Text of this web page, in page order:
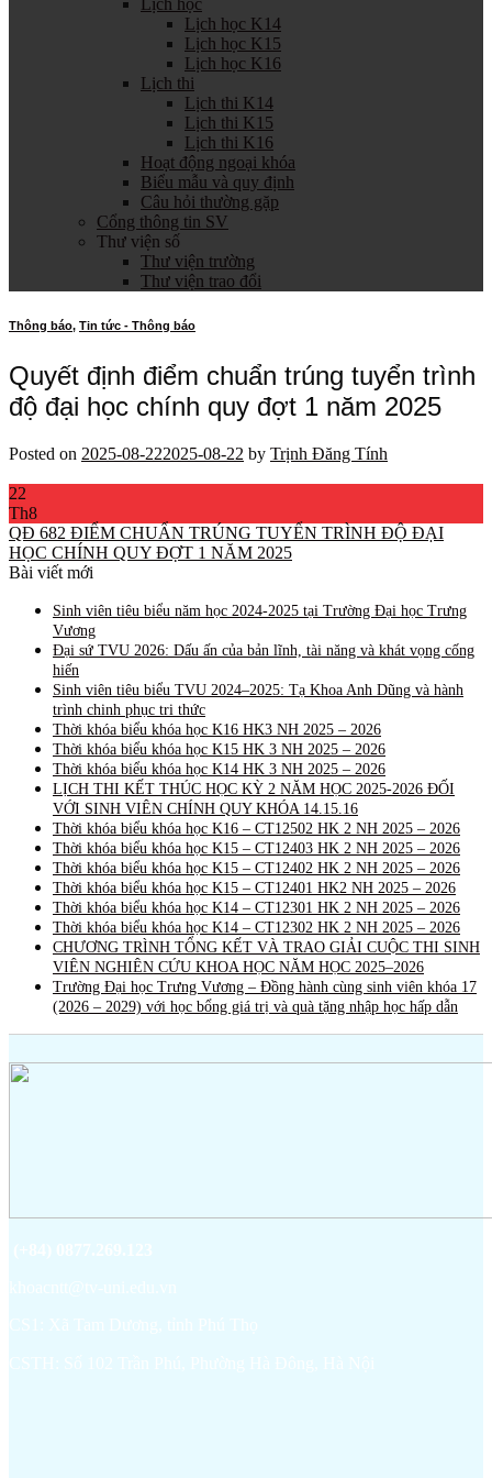
Lịch học
Lịch học K14
Lịch học K15
Lịch học K16
Lịch thi
Lịch thi K14
Lịch thi K15
Lịch thi K16
Hoạt động ngoại khóa
Biểu mẫu và quy định
Câu hỏi thường gặp
Cổng thông tin SV
Thư viện số
Thư viện trường
Thư viện trao đổi
Thông báo, Tin tức - Thông báo
Quyết định điểm chuẩn trúng tuyển trình
độ đại học chính quy đợt 1 năm 2025
Posted on 2025-08-222025-08-22 by Trịnh Đăng Tính
22
Th8
QĐ 682 ĐIỂM CHUẨN TRÚNG TUYỂN TRÌNH ĐỘ ĐẠI
HỌC CHÍNH QUY ĐỢT 1 NĂM 2025
Bài viết mới
Sinh viên tiêu biểu năm học 2024-2025 tại Trường Đại học Trưng
Vương
Đại sứ TVU 2026: Dấu ấn của bản lĩnh, tài năng và khát vọng cống
hiến
Sinh viên tiêu biểu TVU 2024–2025: Tạ Khoa Anh Dũng và hành
trình chinh phục tri thức
Thời khóa biểu khóa học K16 HK3 NH 2025 – 2026
Thời khóa biểu khóa học K15 HK 3 NH 2025 – 2026
Thời khóa biểu khóa học K14 HK 3 NH 2025 – 2026
LỊCH THI KẾT THÚC HỌC KỲ 2 NĂM HỌC 2025-2026 ĐỐI
VỚI SINH VIÊN CHÍNH QUY KHÓA 14.15.16
Thời khóa biểu khóa học K16 – CT12502 HK 2 NH 2025 – 2026
Thời khóa biểu khóa học K15 – CT12403 HK 2 NH 2025 – 2026
Thời khóa biểu khóa học K15 – CT12402 HK 2 NH 2025 – 2026
Thời khóa biểu khóa học K15 – CT12401 HK2 NH 2025 – 2026
Thời khóa biểu khóa học K14 – CT12301 HK 2 NH 2025 – 2026
Thời khóa biểu khóa học K14 – CT12302 HK 2 NH 2025 – 2026
CHƯƠNG TRÌNH TỔNG KẾT VÀ TRAO GIẢI CUỘC THI SINH
VIÊN NGHIÊN CỨU KHOA HỌC NĂM HỌC 2025–2026
Trường Đại học Trưng Vương – Đồng hành cùng sinh viên khóa 17
(2026 – 2029) với học bổng giá trị và quà tặng nhập học hấp dẫn